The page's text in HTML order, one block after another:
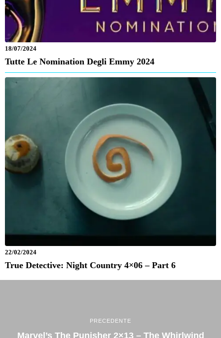
18/07/2024
Tutte Le Nomination Degli Emmy 2024
22/02/2024
True Detective: Night Country 4×06 – Part 6
PRECEDENTE
Marvel’s The Punisher 2×13 – The Whirlwind